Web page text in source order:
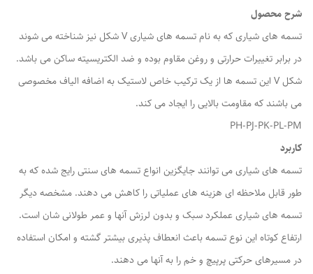
شرح محصول
تسمه های شیاری که به نام تسمه های شیاری V شکل نیز شناخته می شوند
در برابر تغییرات حرارتی و روغن مقاوم بوده و ضد الکتریسیته ساکن می باشد.
شکل V این تسمه ها از یک ترکیب خاص لاستیک به اضافه الیاف مخصوصی
می باشند که مقاومت بالایی را ایجاد می کند.
PH-PJ-PK-PL-PM
کاربرد
تسمه های شیاری می توانند جایگزین انواع تسمه های سنتی رایج شده که به
طور قابل ملاحظه ای هزینه های عملیاتی را کاهش می دهند. مشخصه دیگر
تسمه های شیاری عملکرد سبک و بدون لرزش آنها و عمر طولانی شان است.
ارتفاع کوتاه این نوع تسمه باعث انعطاف پذیری بیشتر گشته و امکان استفاده
در مسیرهای حرکتی پرپیچ و خم را به آنها می دهند.